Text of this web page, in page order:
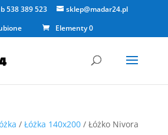
538 389 523
sklep@madar24.pl
Elementy 0
/ Łóżka 140x200/ Łóżko Nivora